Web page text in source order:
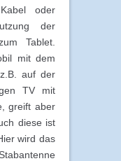
oder
der
Tablet.
mit dem
auf der
TV mit
greift aber
diese ist
wird das